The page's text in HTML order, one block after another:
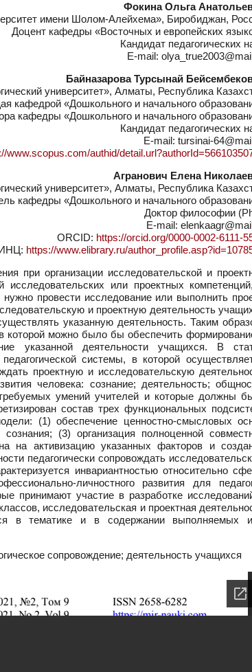
Фокина Ольга
имени Шолом-Алейхема», Биробиджан,
Доцент кафедры «Восточных и европейских
Кандидат педагогических
E-mail:
Байназарова Турсынай
университет», Алматы, Республика
кафедрой «Дошкольного и начального
кафедры «Дошкольного и начального
Кандидат педагогических
E-mail: tursinai-
www.scopus.com/authid/
Агранович Елена
университет», Алматы, Республика
кафедры «Дошкольного и начального
Доктор философии
E-mail:
ORCID: https://orcid.org/0000-0002-6111-
https://www.elibrary.ru/
при организации исследовательской и
или проектных
провести исследование или выполнить
и проектную деятельность
указанную деятельность. Таким
которой можно было бы обеспечить
указанной деятельности учащихся. В
системы, в которой
проектную и исследовательскую
человека: сознание; деятельность;
умений учителей и которые должны
состав трех функциональных
(1) обеспечение ценностно-смысловых
(3) организация полноценной
на активизацию указанных факторов и
педагогически сопровождать
инвариантностью относительно
личностного развития для
принимают участие в разработке
исследовательская и проектная
в тематике и в содержании выполняемых
сопровождение; деятельность учащихся